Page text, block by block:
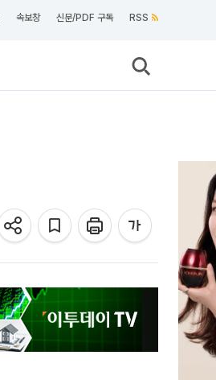
속보창 신문/PDF 구독 RSS